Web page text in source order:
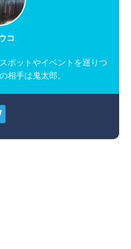
コ
ポットやイベントを巡りつ
相手は鬼太郎。